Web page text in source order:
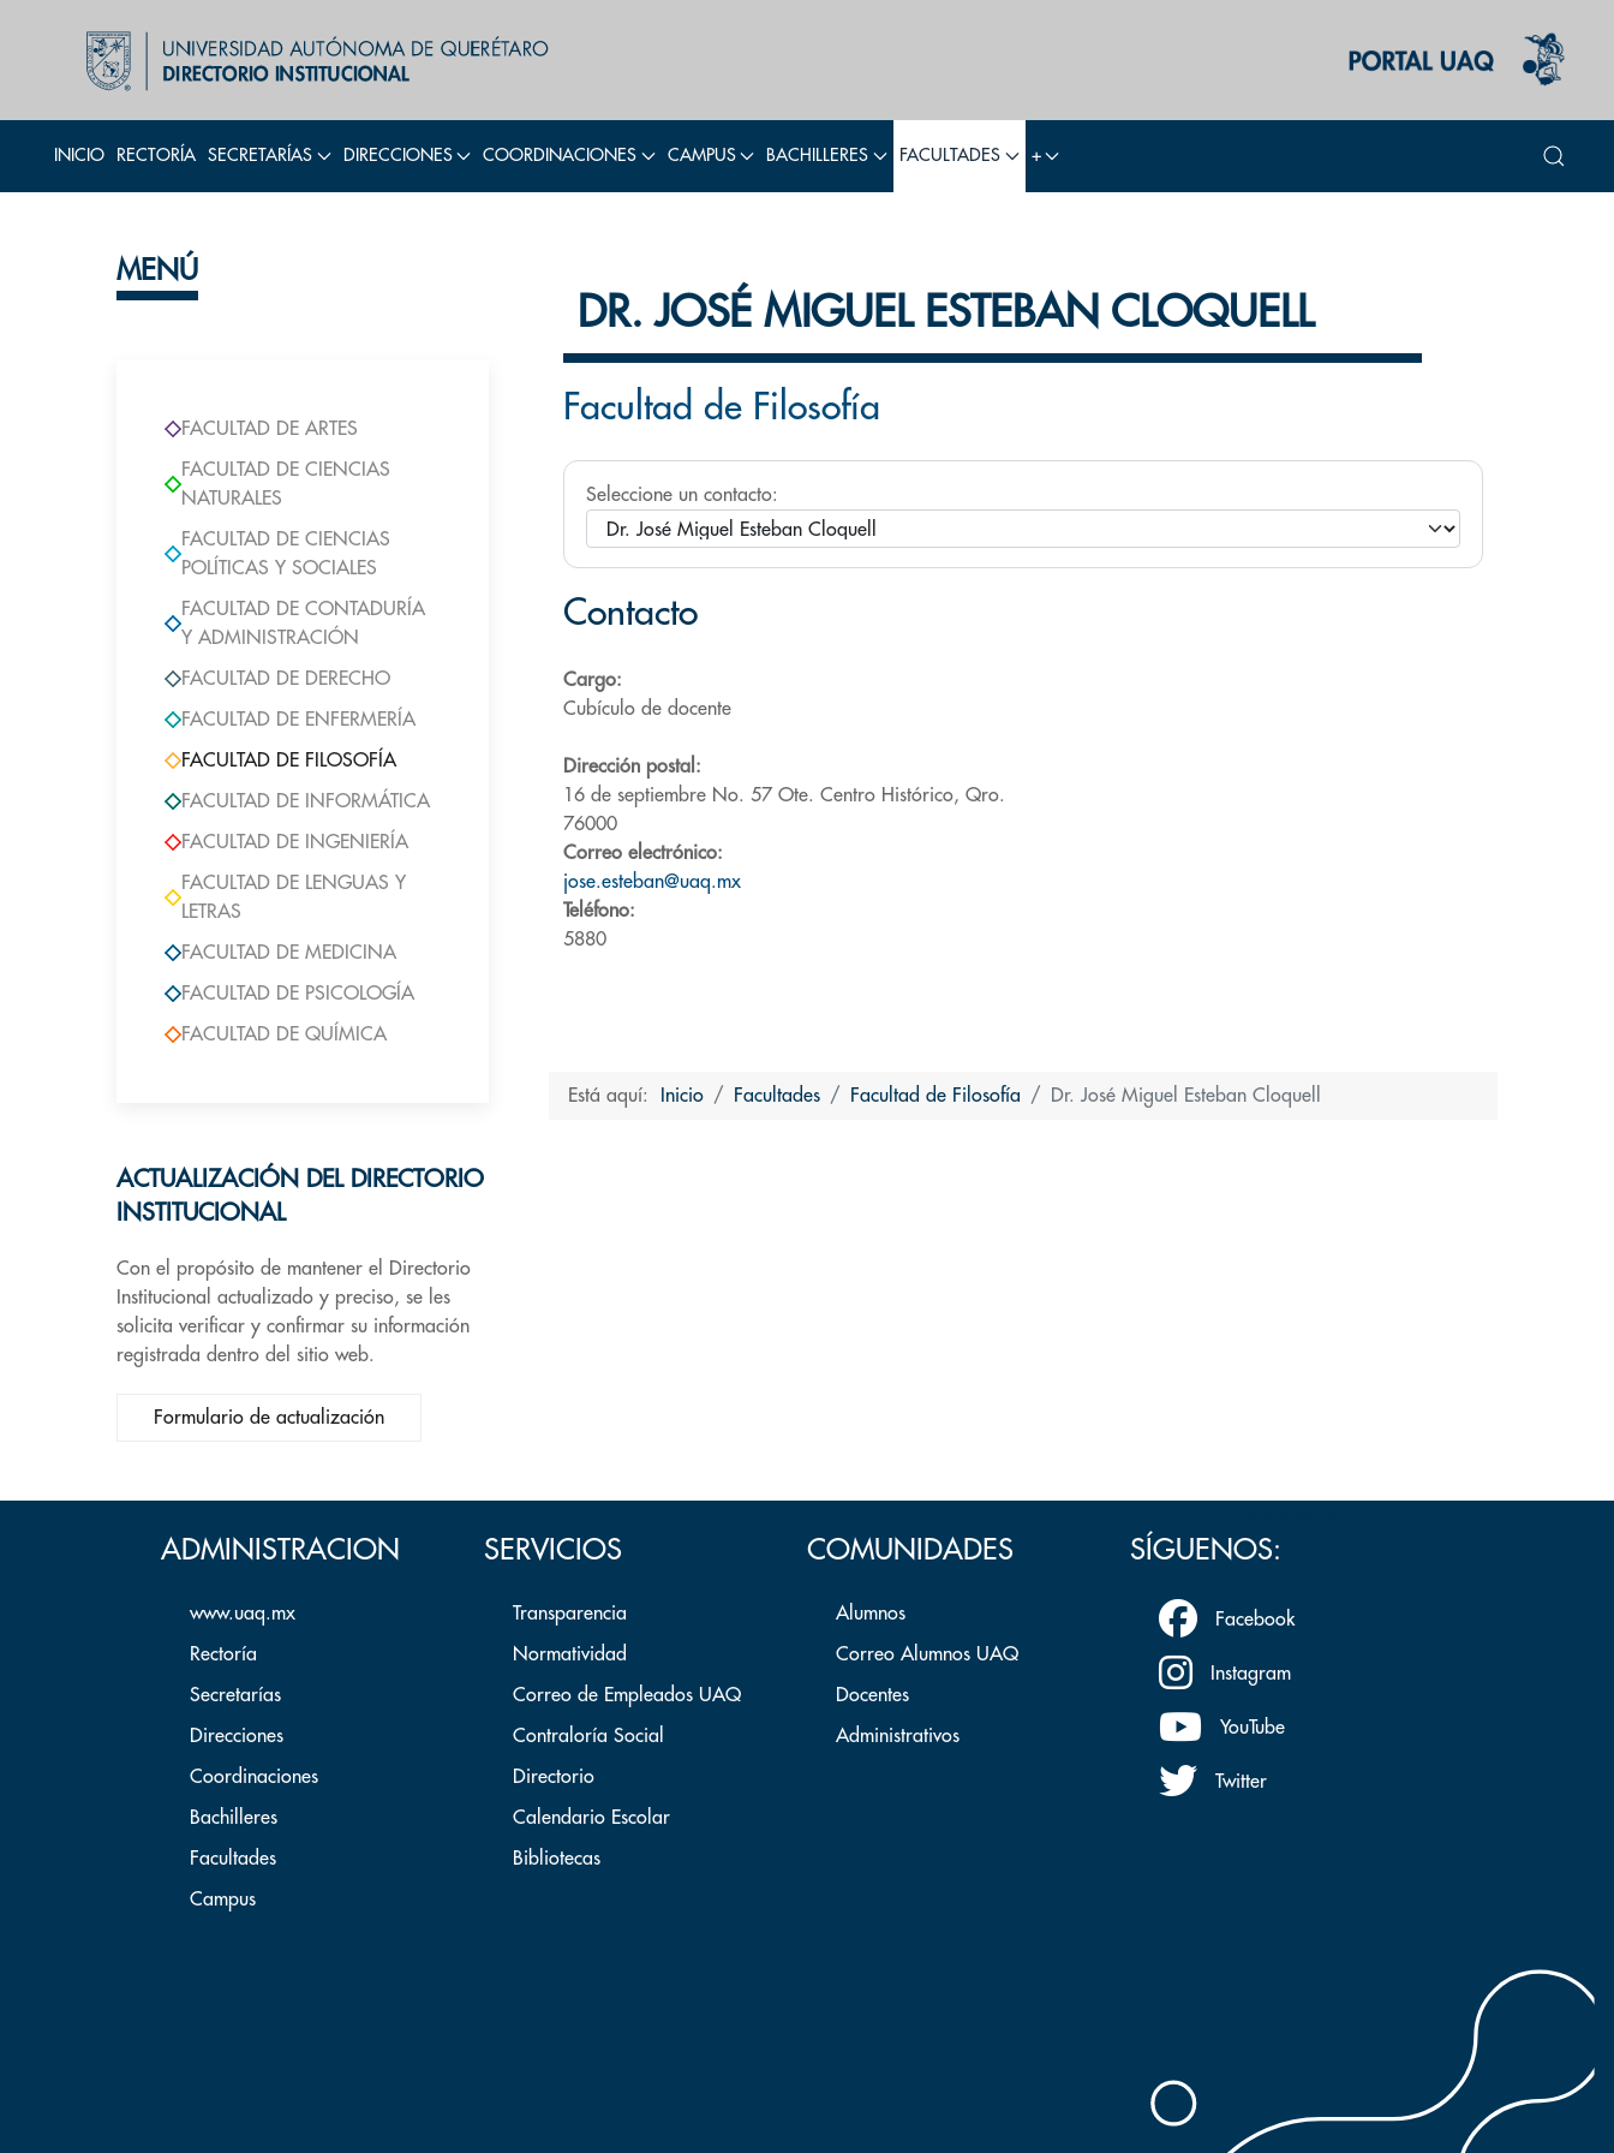
INICIO RECTORÍA SECRETARÍAS DIRECCIONES COORDINACIONES CAMPUS BACHILLERES FACULTADES +
MENÚ
FACULTAD DE ARTES
FACULTAD DE CIENCIAS
NATURALES
FACULTAD DE CIENCIAS
POLÍTICAS Y SOCIALES
FACULTAD DE CONTADURÍA
Y ADMINISTRACIÓN
FACULTAD DE DERECHO
FACULTAD DE ENFERMERÍA
FACULTAD DE FILOSOFÍA
FACULTAD DE INFORMÁTICA
FACULTAD DE INGENIERÍA
FACULTAD DE LENGUAS Y
LETRAS
FACULTAD DE MEDICINA
FACULTAD DE PSICOLOGÍA
FACULTAD DE QUÍMICA
ACTUALIZACIÓN DEL DIRECTORIO
INSTITUCIONAL
Con el propósito de mantener el Directorio
Institucional actualizado y preciso, se les
solicita verificar y confirmar su información
registrada dentro del sitio web.
Formulario de actualización
DR. JOSÉ MIGUEL ESTEBAN CLOQUELL
Facultad de Filosofía
Seleccione un contacto:
Contacto
Cargo:
Cubículo de docente
Dirección postal:
16 de septiembre No. 57 Ote. Centro Histórico, Qro.
76000
Correo electrónico:
jose.esteban@uaq.mx
Teléfono:
5880
Está aquí: Inicio Facultades Facultad de Filosofía Dr. José Miguel Esteban Cloquell
ADMINISTRACION
www.uaq.mx
Rectoría
Secretarías
Direcciones
Coordinaciones
Bachilleres
Facultades
Campus
SERVICIOS
Transparencia
Normatividad
Correo de Empleados UAQ
Contraloría Social
Directorio
Calendario Escolar
Bibliotecas
COMUNIDADES
Alumnos
Correo Alumnos UAQ
Docentes
Administrativos
SÍGUENOS:
Facebook
Instagram
YouTube
Twitter